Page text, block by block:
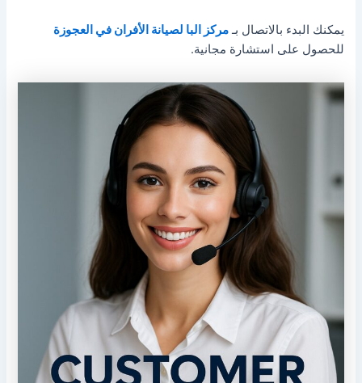
يمكنك البدء بالاتصال بـمركز البا لصيانة الأفران في العجوزة
للحصول على استشارة مجانية.